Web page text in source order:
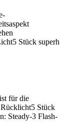
Stück superh
für die
Rücklicht5 Stück
Steady-3 Flash-